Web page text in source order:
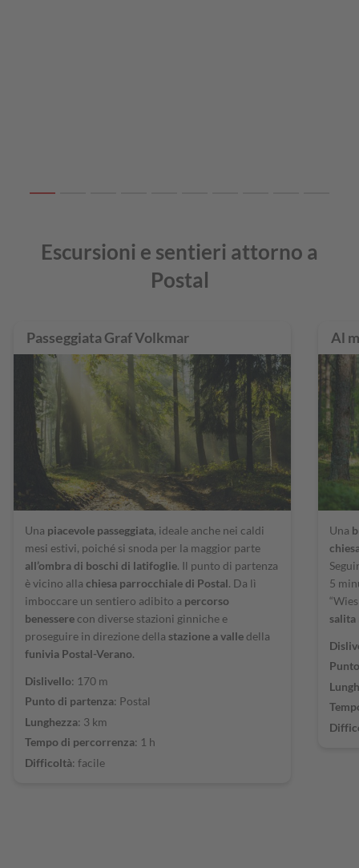
Escursioni e sentieri attorno a
Postal
Passeggiata Graf Volkmar
Una piacevole passeggiata, ideale anche nei caldi
mesi estivi, poiché si snoda per la maggior parte
all’ombra di boschi di latifoglie. Il punto di partenza
è vicino alla chiesa parrocchiale di Postal. Da lì
imboccare un sentiero adibito a percorso
benessere con diverse stazioni ginniche e
proseguire in direzione della stazione a valledella
funivia Postal-Verano.
Dislivello: 170 m
Punto di partenza: Postal
Lunghezza: 3 km
Tempo di percorrenza: 1 h
Difficoltà: facile
Al
Una
5